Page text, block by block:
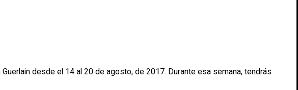
desde el 14 al 20 de agosto, de 2017. Durante esa semana, tendrás